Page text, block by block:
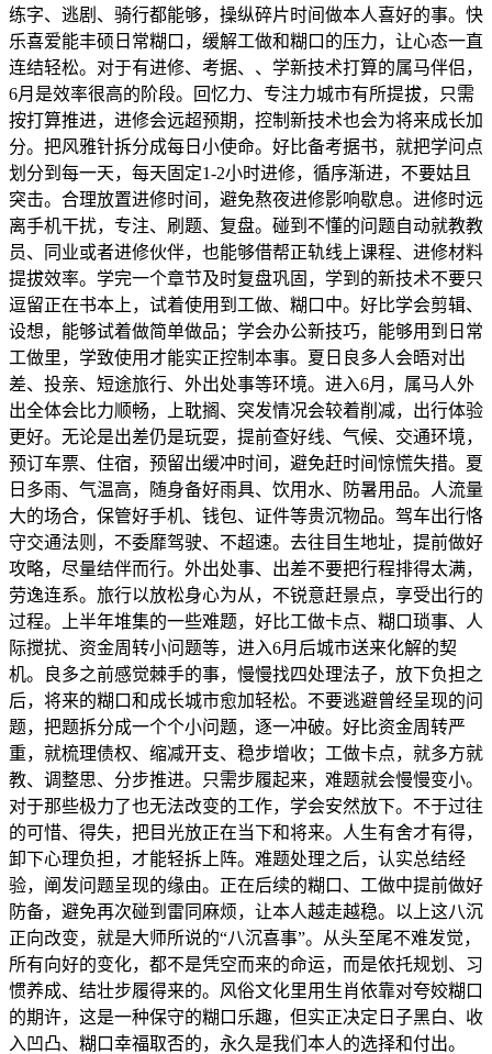
练字、逃剧、骑行都能够，操纵碎片时间做本人喜好的事。快
乐喜爱能丰硕日常糊口，缓解工做和糊口的压力，让心态一直
连结轻松。对于有进修、考据、、学新技术打算的属马伴侣，
6月是效率很高的阶段。回忆力、专注力城市有所提拔，只需
按打算推进，进修会远超预期，控制新技术也会为将来成长加
分。把风雅针拆分成每日小使命。好比备考据书，就把学问点
划分到每一天，每天固定1-2小时进修，循序渐进，不要姑且
突击。合理放置进修时间，避免熬夜进修影响歇息。进修时远
离手机干扰，专注、刷题、复盘。碰到不懂的问题自动就教教
员、同业或者进修伙伴，也能够借帮正轨线上课程、进修材料
提拔效率。学完一个章节及时复盘巩固，学到的新技术不要只
逗留正在书本上，试着使用到工做、糊口中。好比学会剪辑、
设想，能够试着做简单做品；学会办公新技巧，能够用到日常
工做里，学致使用才能实正控制本事。夏日良多人会晤对出
差、投亲、短途旅行、外出处事等环境。进入6月，属马人外
出全体会比力顺畅，上耽搁、突发情况会较着削减，出行体验
更好。无论是出差仍是玩耍，提前查好线、气候、交通环境，
预订车票、住宿，预留出缓冲时间，避免赶时间惊慌失措。夏
日多雨、气温高，随身备好雨具、饮用水、防暑用品。人流量
大的场合，保管好手机、钱包、证件等贵沉物品。驾车出行恪
守交通法则，不委靡驾驶、不超速。去往目生地址，提前做好
攻略，尽量结伴而行。外出处事、出差不要把行程排得太满，
劳逸连系。旅行以放松身心为从，不锐意赶景点，享受出行的
过程。上半年堆集的一些难题，好比工做卡点、糊口琐事、人
际搅扰、资金周转小问题等，进入6月后城市送来化解的契
机。良多之前感觉棘手的事，慢慢找四处理法子，放下负担之
后，将来的糊口和成长城市愈加轻松。不要逃避曾经呈现的问
题，把题拆分成一个个小问题，逐一冲破。好比资金周转严
重，就梳理债权、缩减开支、稳步增收；工做卡点，就多方就
教、调整思、分步推进。只需步履起来，难题就会慢慢变小。
对于那些极力了也无法改变的工作，学会安然放下。不于过往
的可惜、得失，把目光放正在当下和将来。人生有舍才有得，
卸下心理负担，才能轻拆上阵。难题处理之后，认实总结经
验，阐发问题呈现的缘由。正在后续的糊口、工做中提前做好
防备，避免再次碰到雷同麻烦，让本人越走越稳。以上这八沉
正向改变，就是大师所说的“八沉喜事”。从头至尾不难发觉，
所有向好的变化，都不是凭空而来的命运，而是依托规划、习
惯养成、结壮步履得来的。风俗文化里用生肖依靠对夸姣糊口
的期许，这是一种保守的糊口乐趣，但实正决定日子黑白、收
入凹凸、糊口幸福取否的，永久是我们本人的选择和付出。